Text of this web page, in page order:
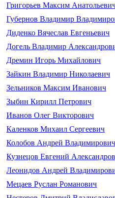
Григорьев Максим
Губернов Владимир
Диденко Вячеслав Евгеньевич
Догель Владимир
Дремин Игорь Михайлович
Зайкин Владимир Николаевич
Зельников Максим Иванович
Зыбин Кирилл Петрович
Иванов Олег Викторович
Каленков Михаил Сергеевич
Колобов Андрей Владимирович
Кузнецов Евгений
Леонидов Андрей
Мецаев Руслан Романович